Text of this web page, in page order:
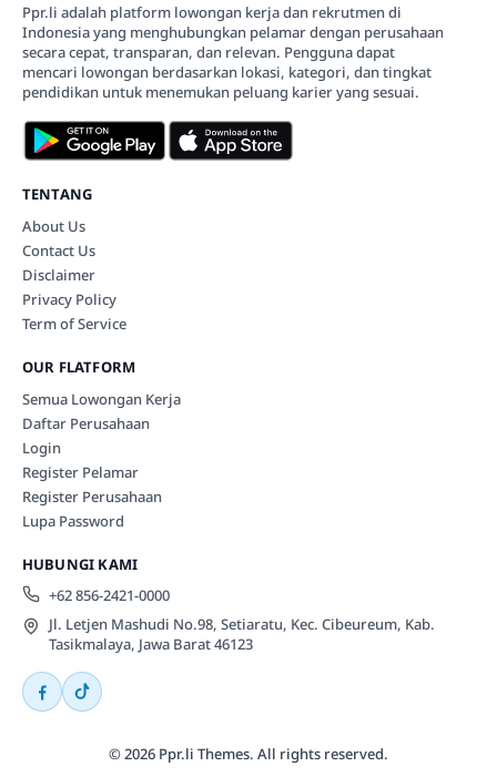
Ppr.li adalah platform lowongan kerja dan rekrutmen di
Indonesia yang menghubungkan pelamar dengan perusahaan
secara cepat, transparan, dan relevan. Pengguna dapat
mencari lowongan berdasarkan lokasi, kategori, dan tingkat
pendidikan untuk menemukan peluang karier yang sesuai.
TENTANG
About Us
Contact Us
Disclaimer
Privacy Policy
Term of Service
OUR FLATFORM
Semua Lowongan Kerja
Daftar Perusahaan
Login
Register Pelamar
Register Perusahaan
Lupa Password
HUBUNGI KAMI
+62 856-2421-0000
Jl. Letjen Mashudi No.98, Setiaratu, Kec. Cibeureum, Kab.
Tasikmalaya, Jawa Barat 46123
© 2026 Ppr.li Themes. All rights reserved.